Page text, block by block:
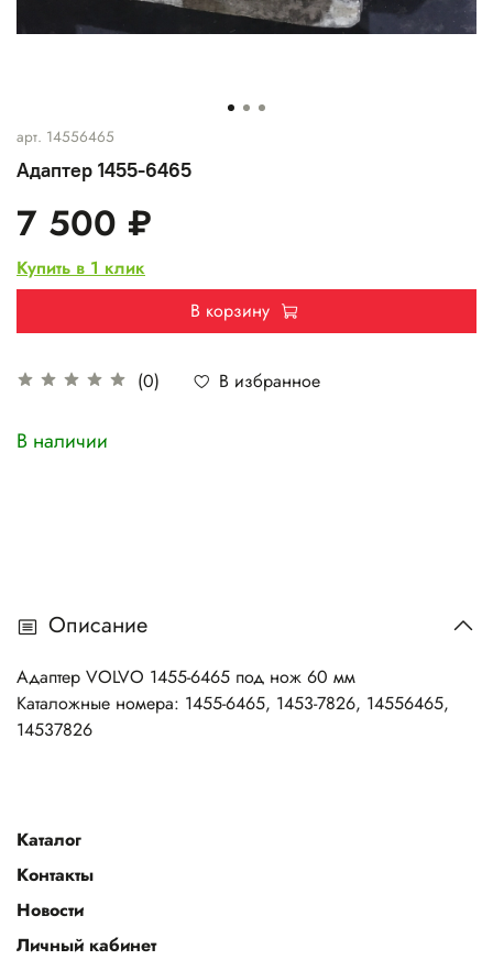
арт. 14556465
Адаптер 1455-6465
(0) В избранное
В наличии
7 500 ₽
Купить в 1 клик
В корзину
Описание
Адаптер VOLVO 1455-6465 под нож 60 мм
Каталожные номера: 1455-6465, 1453-7826, 14556465,
14537826
Каталог
Контакты
Новости
Личный кабинет